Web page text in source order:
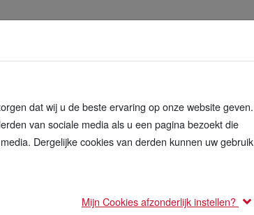
dat wij u de beste ervaring op onze website geven.
van sociale media als u een pagina bezoekt die
Dergelijke cookies van derden kunnen uw gebruik
Mijn Cookies afzonderlijk instellen?